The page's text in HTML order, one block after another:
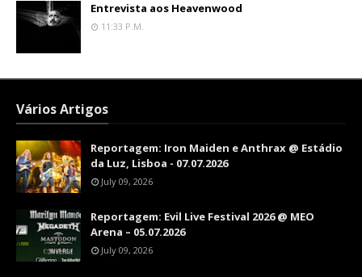
Entrevista aos Heavenwood
11:33 P.m.
Vários Artigos
Reportagem: Iron Maiden e Anthrax @ Estádio
da Luz, Lisboa - 07.07.2026
July 09, 2026
Reportagem: Evil Live Festival 2026 @ MEO
Arena – 05.07.2026
July 09, 2026